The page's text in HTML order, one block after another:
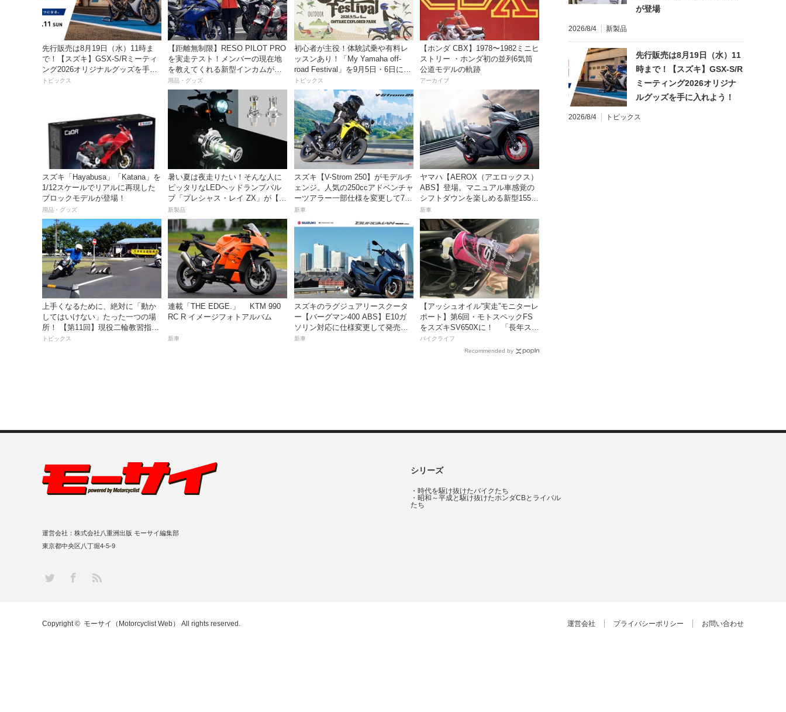
先行販売は8月19日（水）11時ま
で！【スズキ】GSX-S/Rミーティ
ング2026オリジナルグッズを手に
入れよう！
トピックス
【距離無制限】RESO PILOT PRO
を実走テスト！メンバーの現在地
を教えてくれる新型インカムがめ
っちゃ便利な３つの理由【動画付
き】
用品・グッズ
初心者が主役！体験試乗や有料レ
ッスンあり！「My Yamaha off-
road Festival」を9月5日・6日にオ
ンタケエクスプローラーパークで
実施！
トピックス
【ホンダ CBX】1978〜1982ミニヒ
ストリー ・ホンダ初の並列6気筒
公道モデルの軌跡
アーカイブ
スズキ「Hayabusa」「Katana」を
1/12スケールでリアルに再現した
ブロックモデルが登場！
用品・グッズ
暑い夏は夜走りたい！そんな人に
ピッタリなLEDヘッドランプバル
ブ「プレシャス・レイ ZX」が【デ
イトナ】から登場
新製品
スズキ【V-Strom 250】がモデルチ
ェンジ。人気の250ccアドベンチャ
ーツアラー一部仕様を変更して7月
23日発売。価格68万5300円
新車
ヤマハ【AEROX（アエロックス）
ABS】登場。マニュアル車感覚の
シフトダウンを楽しめる新型155cc
スポーツスクーター8月31日発売。
価格48万1800円
新車
上手くなるために、絶対に「動か
してはいけない」たった一つの場
所！ 【第11回】現役二輪教習指導
員YouTuberばくのライテク講座
トピックス
連載「THE EDGE.」 KTM 990
RC R イメージフォトアルバム
新車
スズキのラグジュアリースクータ
ー【バーグマン400 ABS】E10ガ
ソリン対応に仕様変更して発売。
価格は据え置きの98万100円！
新車
【アッシュオイル”実走”モニターレ
ポート】第6回・モトスペックFS
をスズキSV650Xに！ 「長年スト
レスだったシフトの固さがコレの
おかげで滑らかに！」
バイクライフ
Recommended by
が登場
2026/8/4 新製品
先行販売は8月19日（水）11
時まで！【スズキ】GSX-S/R
ミーティング2026オリジナ
ルグッズを手に入れよう！
2026/8/4 トピックス
シリーズ
・ 時代を駆け抜けたバイクたち
・ 昭和～平成と駆け抜けたホンダCBとライバル
たち
運営会社：株式会社八重洲出版 モーサイ編集部
東京都中央区八丁堀4-5-9
Twitter Facebook
RSS
運営会社 プライバシーポリシー お問い合わせ
Copyright © モーサイ（Motorcyclist Web） All rights reserved.